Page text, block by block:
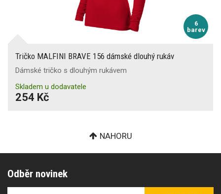
6
barev
Tričko MALFINI BRAVE 156 dámské dlouhý rukáv
Dámské tričko s dlouhým rukávem
Skladem u dodavatele
254 Kč
NAHORU
Odběr novinek